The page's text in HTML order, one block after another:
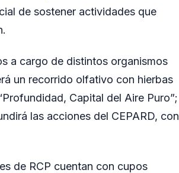
de sostener actividades que
a cargo de distintos organismos
un recorrido olfativo con hierbas
Capital del Aire Puro”;
las acciones del CEPARD, con
de RCP cuentan con cupos